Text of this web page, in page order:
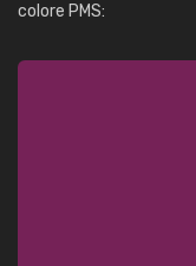
colore PMS: